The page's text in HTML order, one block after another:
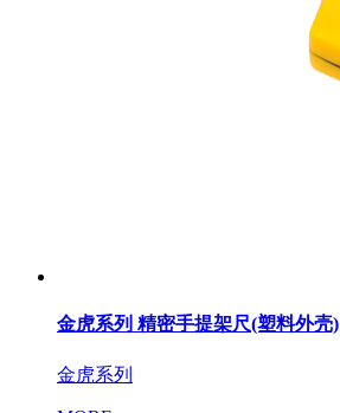
金虎系列 精密手提架尺(塑料外壳)
金虎系列